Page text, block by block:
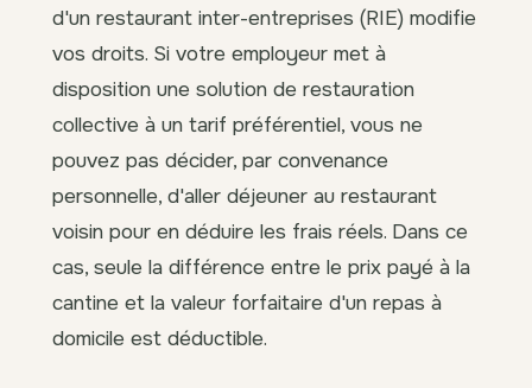
d'un restaurant inter-entreprises (RIE) modifie
vos droits. Si votre employeur met à
disposition une solution de restauration
collective à un tarif préférentiel, vous ne
pouvez pas décider, par convenance
personnelle, d'aller déjeuner au restaurant
voisin pour en déduire les frais réels. Dans ce
cas, seule la différence entre le prix payé à la
cantine et la valeur forfaitaire d'un repas à
domicile est déductible.